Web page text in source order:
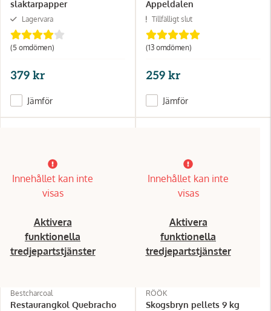
slaktarpapper
Lagervara
(5 omdömen)
379 kr
Jämför
Äppeldalen
Tillfälligt slut
(13 omdömen)
259 kr
Jämför
Innehållet kan inte
visas
Aktivera
funktionella
tredjepartstjänster
Bestcharcoal
Restaurangkol Quebracho
Innehållet kan inte
visas
Aktivera
funktionella
tredjepartstjänster
RÖÖK
Skogsbryn pellets 9 kg